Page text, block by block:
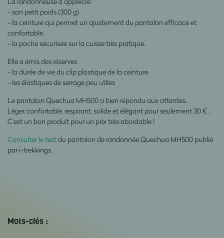
- son petit poids (300 g)
- la ceinture qui permet un ajustement du pantalon efficace et
confortable.
- la poche sécurisée sur la cuisse très pratique.
Elle a émis des réserves
- la durée de vie du clip plastique de la ceinture
- les élastiques de serrage peu utiles
Le pantalon Quechua MH500 a bien répondu aux attentes.
Léger, confortable, respirant, solide et élégant pour seulement 30 € .
C’est un bon produit pour un prix très abordable !
Consulter le testdu pantalon de randonnée Quechua MH500 publié
par i-trekkings.
Mots-clés :